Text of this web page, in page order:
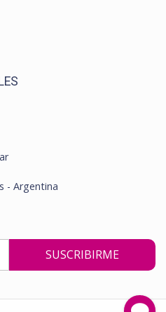
- Argentina
SUSCRIBIRME